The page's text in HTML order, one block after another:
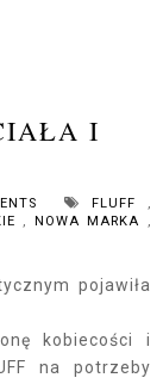
I
FLUFF ,
, NOWA MARKA ,
pojawiła
kobiecości i
na potrzeby